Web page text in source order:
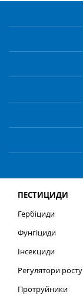
ПЕСТИЦИДИ
Гербіциди
Фунгіциди
Інсекциди
Регулятори росту
Протруйники